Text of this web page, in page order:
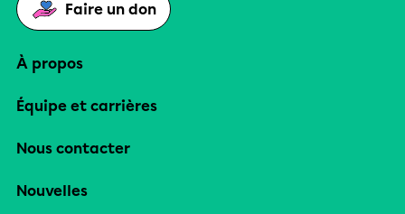
Faire un don
À propos
Équipe et carrières
Nous contacter
Nouvelles